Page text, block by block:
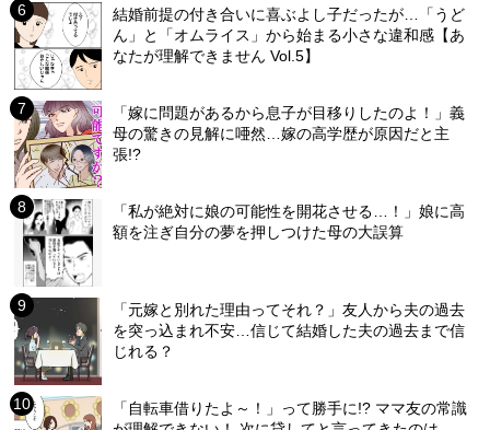
結婚前提の付き合いに喜ぶよし子だったが…「うど
ん」と「オムライス」から始まる小さな違和感【あ
なたが理解できません Vol.5】
「嫁に問題があるから息子が目移りしたのよ！」義
母の驚きの見解に唖然…嫁の高学歴が原因だと主
張!?
「私が絶対に娘の可能性を開花させる…！」娘に高
額を注ぎ自分の夢を押しつけた母の大誤算
「元嫁と別れた理由ってそれ？」友人から夫の過去
を突っ込まれ不安…信じて結婚した夫の過去まで信
じれる？
「自転車借りたよ～！」って勝手に!? ママ友の常識